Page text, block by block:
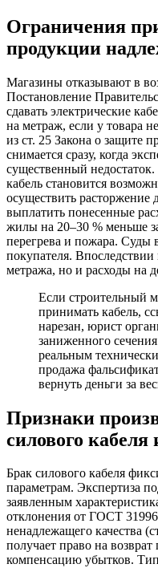
Ограничения
продукции
Магазины отказывают в
Постановление
сдавать электрические
на метраж, если у товара
из ст. 25 Закона о защите
снимается сразу, когда
существенный
кабель становится
осуществить расторжение
выплатить понесенные
жилы на 20–30 % меньше
перегрева и пожара. Суды
покупателя.
метража, но и расходы на
Если строительный
принимать кабель,
нарезан, юрист
заниженного
реальным
продажа
вернуть деньги за
Признаки
силового кабеля
Брак силового кабеля
параметрам. Экспертиза
заявленным
отклонения от ГОСТ
ненадлежащего качества
получает право на
компенсацию убытков.